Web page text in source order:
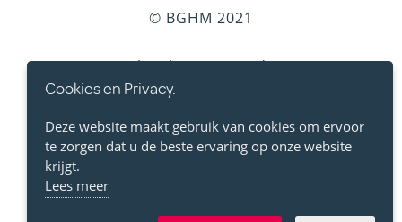
© BGHM 2021
Gebruiksvoorwaarden
Toegankelijkheidsverklaring
Cookies en Privacy.
Deze website maakt gebruik van cookies om ervoor
te zorgen dat u de beste ervaring op onze website
krijgt.
Lees meer